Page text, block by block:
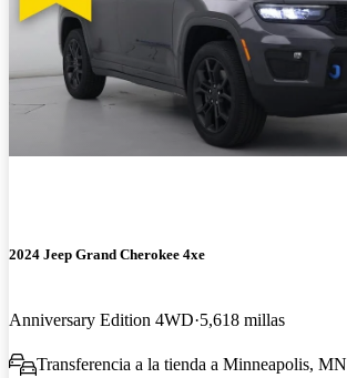
2024 Jeep Grand Cherokee 4xe
Anniversary Edition 4WD 5,618 millas
Transferencia a la tienda a Minneapolis, MN